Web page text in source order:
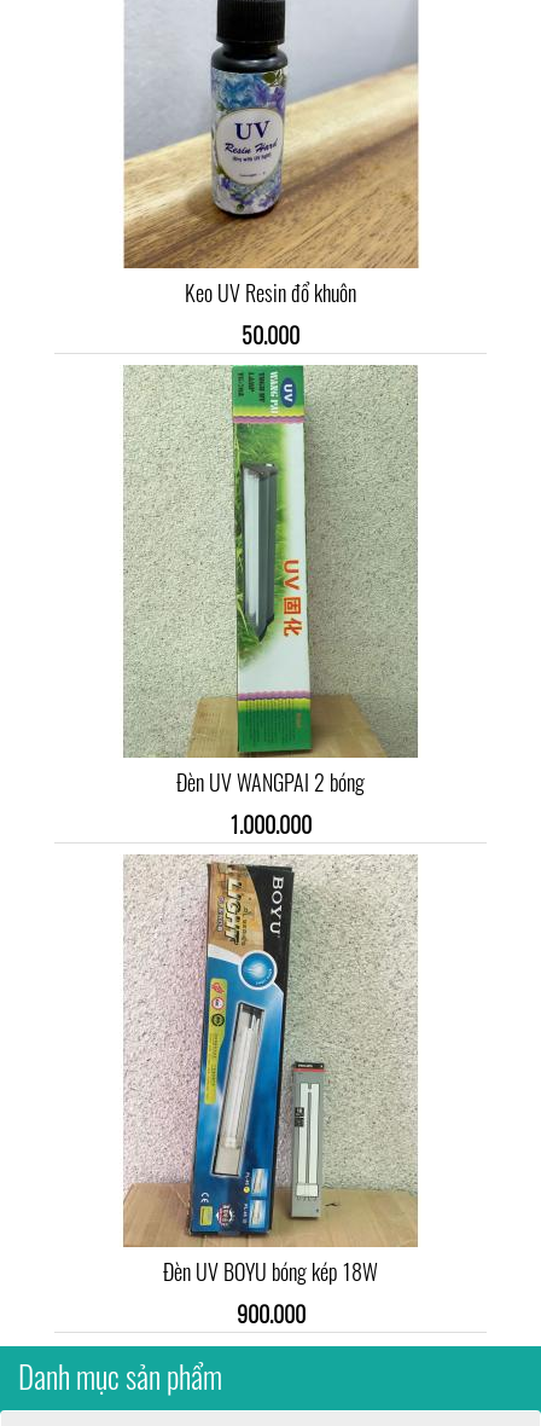
Keo UV Resin đổ khuôn
50.000
Đèn UV WANGPAI 2 bóng
1.000.000
Đèn UV BOYU bóng kép 18W
900.000
Danh mục sản phẩm